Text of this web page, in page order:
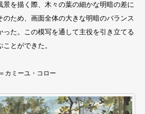
景を描く際、木々の葉の細かな明暗の差に
のため、画面全体の大きな明暗のバランス
った。この模写を通して主役を引き立てる
とができた。
カミーユ・コロー